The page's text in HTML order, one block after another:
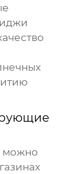
можно